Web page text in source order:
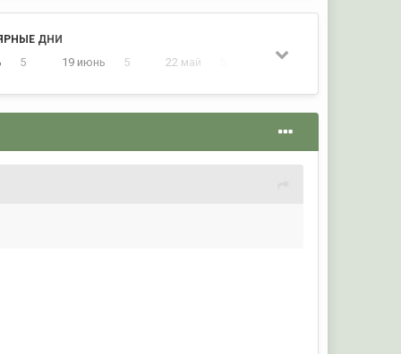
ДНИ
5 19 июнь 5 22 май 26 нояб